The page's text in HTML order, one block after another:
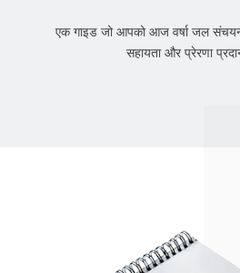
एक गाइड जो आपको आज वर्षा जल
सहायता और प्रेरणा